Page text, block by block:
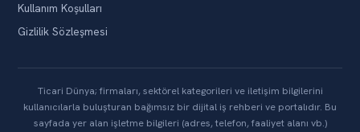
Kullanım Koşulları
Gizlilik Sözleşmesi
Ticari Dünya; firmaları, sektörel kategorileri ve iletişim bilgilerini
kullanıcılarla buluşturan bağımsız bir dijital iş rehberi ve portalıdır. Bu
sayfada yer alan işletme bilgileri (adres, telefon, faaliyet alanı vb.)